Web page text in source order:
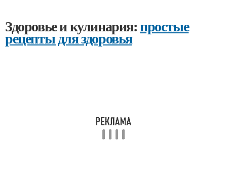
Здоровье и кулинария:простые
рецепты для здоровья